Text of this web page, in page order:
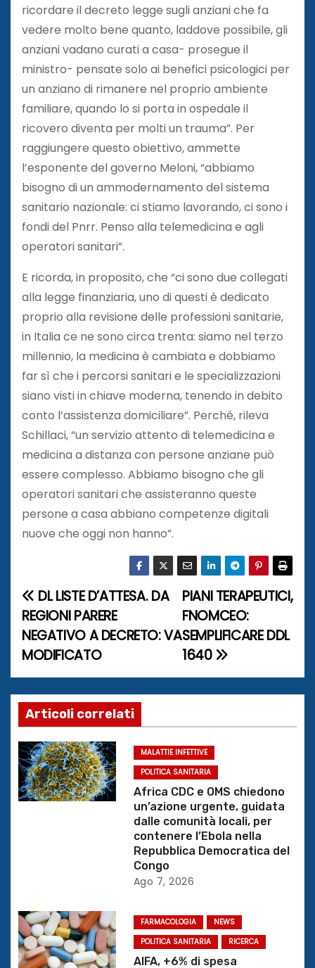
ricordare il decreto legge sugli anziani che fa
vedere molto bene quanto, laddove possibile, gli
anziani vadano curati a casa- prosegue il
ministro- pensate solo ai benefici psicologici per
un anziano di rimanere nel proprio ambiente
familiare, quando lo si porta in ospedale il
ricovero diventa per molti un trauma”. Per
raggiungere questo obiettivo, ammette
l’esponente del governo Meloni, “abbiamo
bisogno di un ammodernamento del sistema
sanitario nazionale: ci stiamo lavorando, ci sono i
fondi del Pnrr. Penso alla telemedicina e agli
operatori sanitari”.
E ricorda, in proposito, che “ci sono due collegati
alla legge finanziaria, uno di questi è dedicato
proprio alla revisione delle professioni sanitarie,
in Italia ce ne sono circa trenta: siamo nel terzo
millennio, la medicina è cambiata e dobbiamo
far sì che i percorsi sanitari e le specializzazioni
siano visti in chiave moderna, tenendo in debito
conto l’assistenza domiciliare”. Perché, rileva
Schillaci, “un servizio attento di telemedicina e
medicina a distanza con persone anziane può
essere complesso. Abbiamo bisogno che gli
operatori sanitari che assisteranno queste
persone a casa abbiano competenze digitali
nuove che oggi non hanno”.
N
a
v
i
g
a
z
i
a
r
PIANI TERAPEUTICI,
FNOMCEO:
SEMPLIFICARE DDL
1640
DL LISTE D’ATTESA. DA
REGIONI PARERE
NEGATIVO A DECRETO: VA
MODIFICATO
Articoli correlati
MALATTIE INFETTIVE
POLITICA SANITARIA
Africa CDC e OMS chiedono
un’azione urgente, guidata
dalle comunità locali, per
contenere l’Ebola nella
Repubblica Democratica del
Congo
Ago 7, 2026
FARMACOLOGIA
NEWS
POLITICA SANITARIA
RICERCA
AIFA, +6% di spesa